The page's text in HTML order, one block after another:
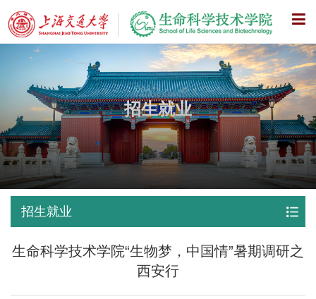
X
招生就业
招生就业
生命科学技术学院“生物梦，中国情”暑期调研之
西安行